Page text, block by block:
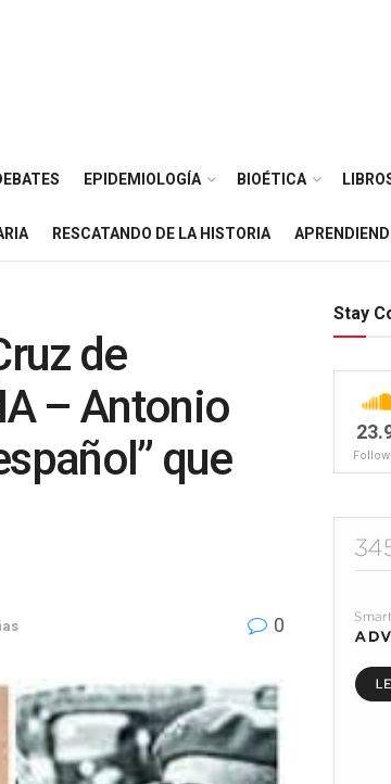
EPIDEMIOLOGÍA BIOÉTICA
RESCATANDO DE LA HISTORIA
de
– Antonio
que
0
Stay